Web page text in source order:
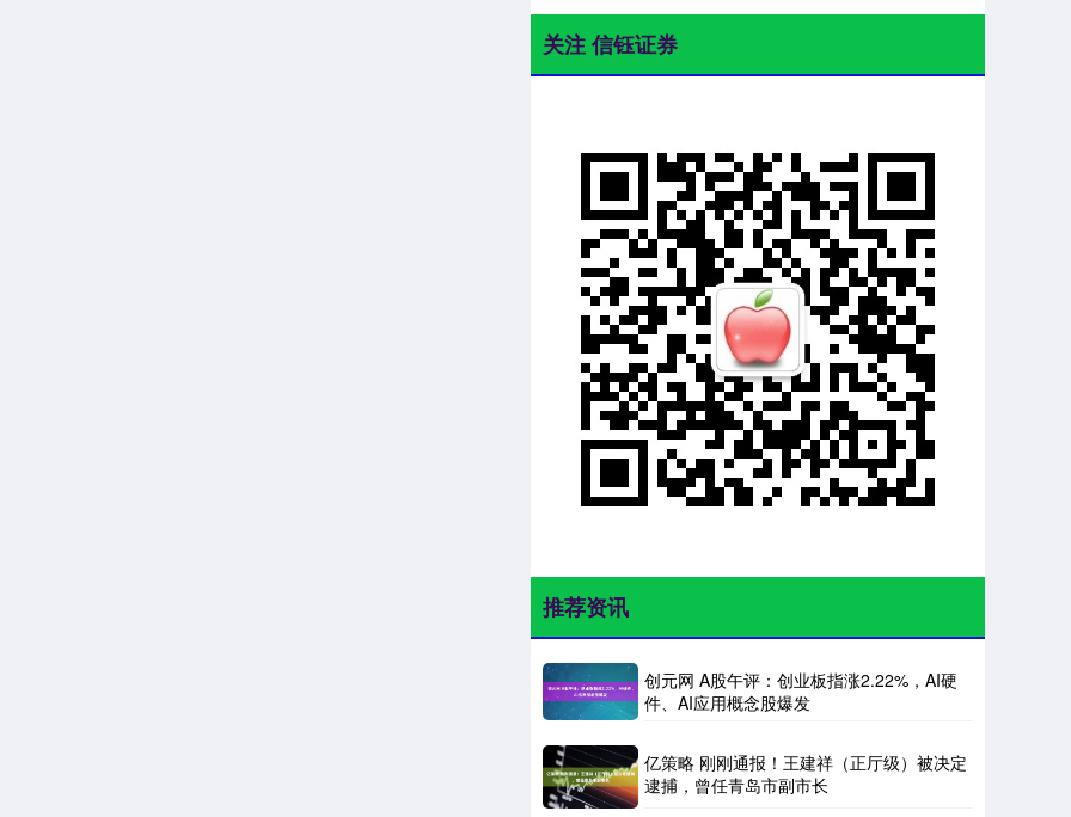
关注 信钰证券
推荐资讯
创元网 A股午评：创业板指涨2.22%，AI硬
件、AI应用概念股爆发
亿策略 刚刚通报！王建祥（正厅级）被决定
逮捕，曾任青岛市副市长